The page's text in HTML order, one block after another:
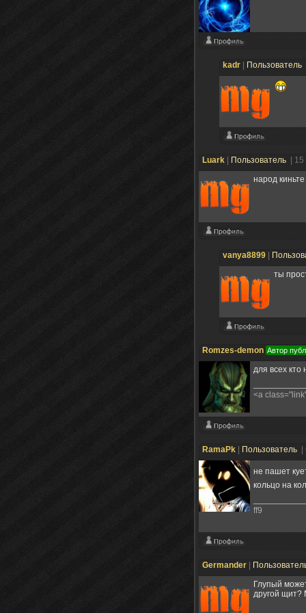
kadr Пользователь
Luark Пользователь
|
народ
vanya8899
ты
Romzes-demon Автор
для всех кто
<a
RamaPk Пользователь
не пашет
кольцо на
ff9
Germander
Глупый
другой щит?